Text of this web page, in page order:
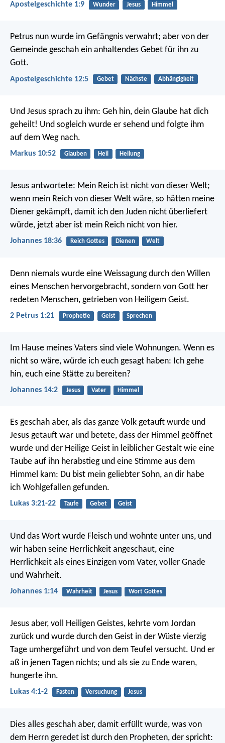
Apostelgeschichte 1:9 Wunder Jesus Himmel
Petrus nun wurde im Gefängnis verwahrt; aber von der
Gemeinde geschah ein anhaltendes Gebet für ihn zu
Gott.
Apostelgeschichte 12:5 Gebet Nächste Abhängigkeit
Und Jesus sprach zu ihm: Geh hin, dein Glaube hat dich
geheilt! Und sogleich wurde er sehend und folgte ihm
auf dem Weg nach.
Markus 10:52 Glauben Heil Heilung
Jesus antwortete: Mein Reich ist nicht von dieser Welt;
wenn mein Reich von dieser Welt wäre, so hätten meine
Diener gekämpft, damit ich den Juden nicht überliefert
würde, jetzt aber ist mein Reich nicht von hier.
Johannes 18:36 Reich Gottes Dienen Welt
Denn niemals wurde eine Weissagung durch den Willen
eines Menschen hervorgebracht, sondern von Gott her
redeten Menschen, getrieben von Heiligem Geist.
2 Petrus 1:21 Prophetie Geist Sprechen
Im Hause meines Vaters sind viele Wohnungen. Wenn es
nicht so wäre, würde ich euch gesagt haben: Ich gehe
hin, euch eine Stätte zu bereiten?
Johannes 14:2 Jesus Vater Himmel
Es geschah aber, als das ganze Volk getauft wurde und
Jesus getauft war und betete, dass der Himmel geöffnet
wurde und der Heilige Geist in leiblicher Gestalt wie eine
Taube auf ihn herabstieg und eine Stimme aus dem
Himmel kam: Du bist mein geliebter Sohn, an dir habe
ich Wohlgefallen gefunden.
Lukas 3:21-22 Taufe Gebet Geist
Und das Wort wurde Fleisch und wohnte unter uns, und
wir haben seine Herrlichkeit angeschaut, eine
Herrlichkeit als eines Einzigen vom Vater, voller Gnade
und Wahrheit.
Johannes 1:14 Wahrheit Jesus Wort Gottes
Jesus aber, voll Heiligen Geistes, kehrte vom Jordan
zurück und wurde durch den Geist in der Wüste vierzig
Tage umhergeführt und von dem Teufel versucht. Und er
aß in jenen Tagen nichts; und als sie zu Ende waren,
hungerte ihn.
Lukas 4:1-2 Fasten Versuchung Jesus
Dies alles geschah aber, damit erfüllt wurde, was von
dem Herrn geredet ist durch den Propheten, der spricht: